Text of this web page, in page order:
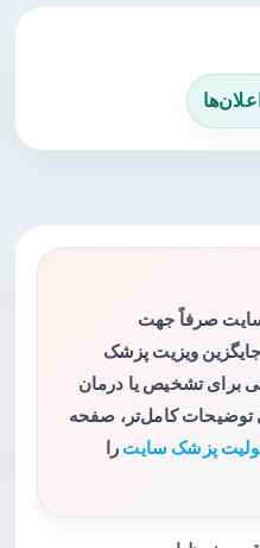
صرفاً جهت
ویزیت پزشک
برای تشخیص یا درمان
توضیحات کامل‌تر، صفحه
پزشک سایت را